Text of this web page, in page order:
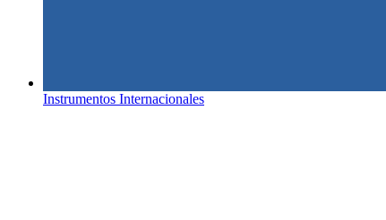
Instrumentos Internacionales